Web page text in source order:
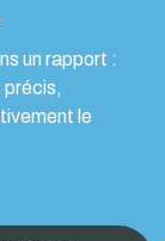
un rapport :
précis,
le